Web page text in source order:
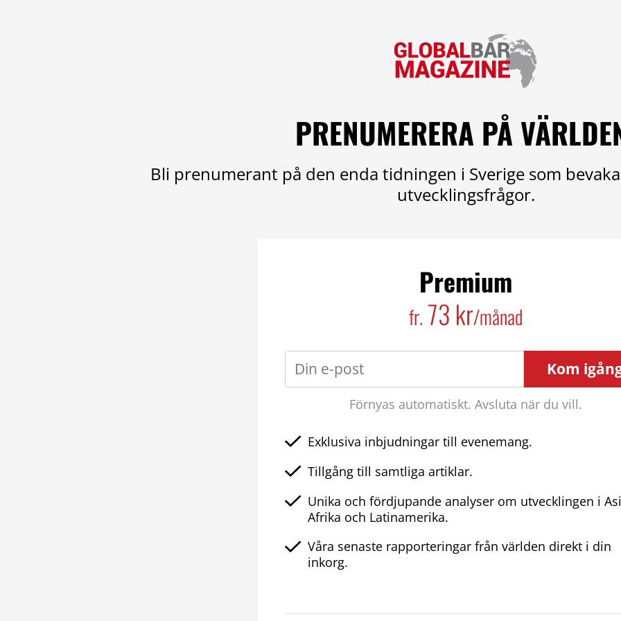
PRENUMERERA PÅ
Bli prenumerant på den enda tidningen i Sverige som
utvecklingsfrågor.
Premium
fr. 73 kr/månad
Kom
Förnyas automatiskt. Avsluta när du vill.
Exklusiva inbjudningar till evenemang.
Tillgång till samtliga artiklar.
Unika och fördjupande analyser om utvecklingen i
Afrika och Latinamerika.
Våra senaste rapporteringar från världen direkt i din
inkorg.